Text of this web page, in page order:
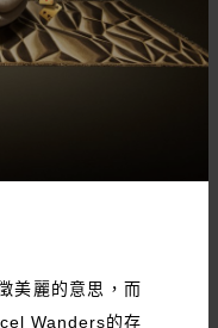
美麗的意思，而
Wanders的存